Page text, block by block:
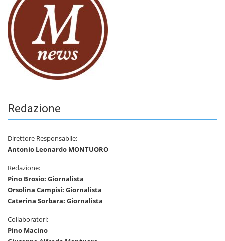
Redazione
Direttore Responsabile:
Antonio Leonardo MONTUORO
Redazione:
Pino Brosio: Giornalista
Orsolina Campisi: Giornalista
Caterina Sorbara: Giornalista
Collaboratori:
Pino Macino